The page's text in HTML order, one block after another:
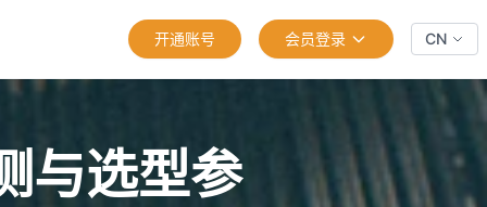
开通账号 会员登录 CN
与选型参